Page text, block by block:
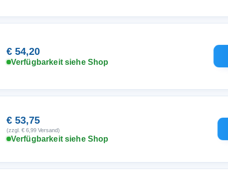
€ 54,20
Verfügbarkeit siehe Shop
€ 53,75
(zzgl. € 6,99 Versand)
Verfügbarkeit siehe Shop